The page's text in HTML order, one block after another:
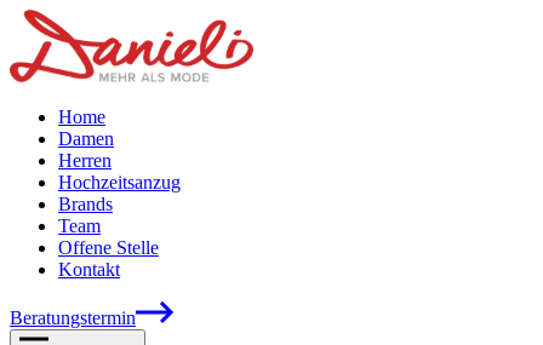
Home
Damen
Herren
Hochzeitsanzug
Brands
Team
Offene Stelle
Kontakt
Beratungstermin